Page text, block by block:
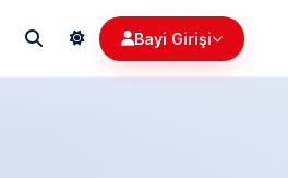
Bayi Girişi